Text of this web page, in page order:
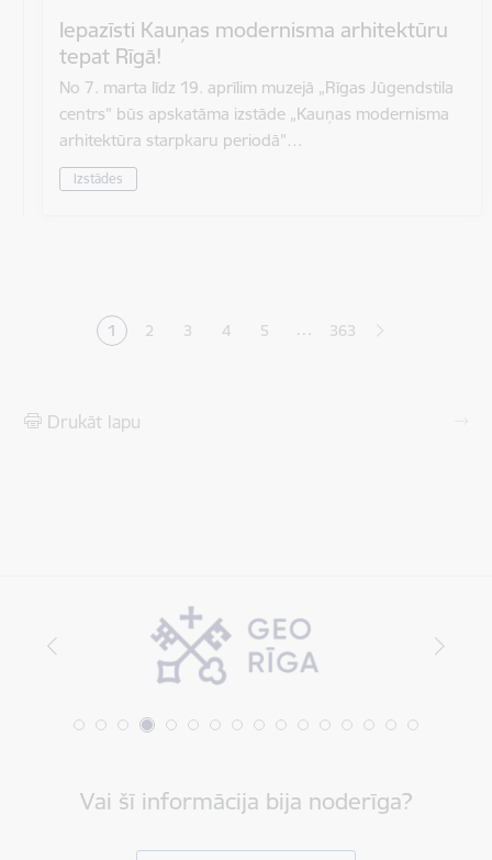
Iepazīsti Kauņas modernisma arhitektūru
tepat Rīgā!
No 7. marta līdz 19. aprīlim muzejā „Rīgas Jūgendstila
centrs” būs apskatāma izstāde „Kauņas modernisma
arhitektūra starpkaru periodā”…
Izstādes
Pašreizējā lapa
1 Lapa
2 Lapa
3 Lapa
4 Lapa
5 … 363
Drukāt lapu
Vai šī informācija bija noderīga?